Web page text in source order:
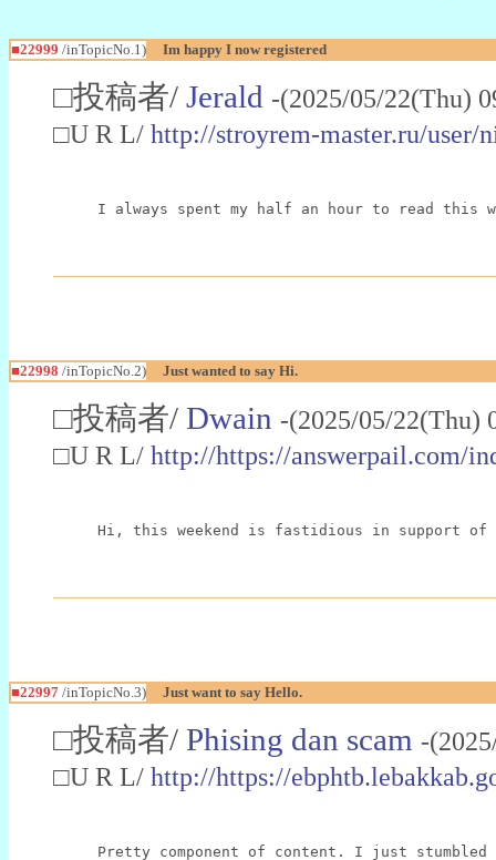
■22999 /inTopicNo.1) Im happy I now registered
□投稿者/ Jerald -(2025/05/22(Thu)
□U R L/ http://stroyrem-master.ru/user/
I always spent my half an hour to read
■22998 /inTopicNo.2) Just wanted to say Hi.
□投稿者/ Dwain -(2025/05/
□U R L/ http://https://answerpail.com/
Hi, this weekend is fastidious in support of
■22997 /inTopicNo.3) Just want to say Hello.
□投稿者/ Phising dan scam -
□U R L/ http://https://
Pretty component of content. I just